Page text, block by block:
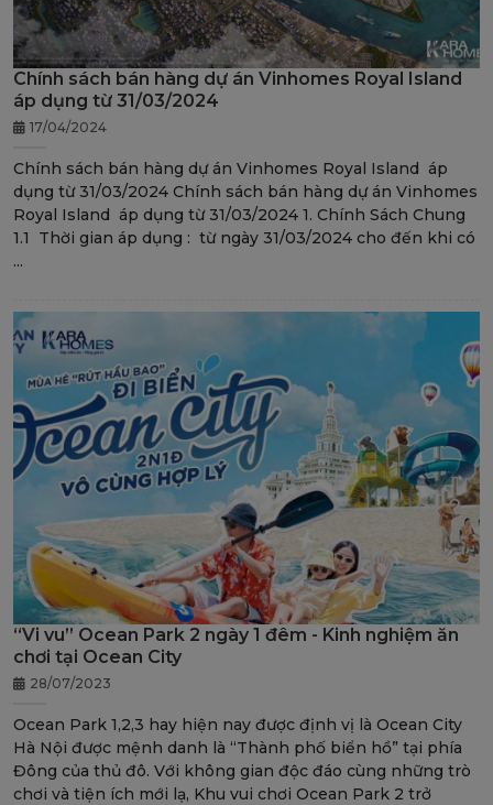
Chính sách bán hàng dự án Vinhomes Royal Island
áp dụng từ 31/03/2024
17/04/2024
Chính sách bán hàng dự án Vinhomes Royal Island áp
dụng từ 31/03/2024 Chính sách bán hàng dự án Vinhomes
Royal Island áp dụng từ 31/03/2024 1. Chính Sách Chung
1.1 Thời gian áp dụng : từ ngày 31/03/2024 cho đến khi có
...
“Vi vu” Ocean Park 2 ngày 1 đêm - Kinh nghiệm ăn
chơi tại Ocean City
28/07/2023
Ocean Park 1,2,3 hay hiện nay được định vị là Ocean City
Hà Nội được mệnh danh là “Thành phố biển hồ” tại phía
Đông của thủ đô. Với không gian độc đáo cùng những trò
chơi và tiện ích mới lạ, Khu vui chơi Ocean Park 2 trở